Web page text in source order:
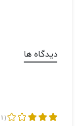
دیدگاه ها
(
1